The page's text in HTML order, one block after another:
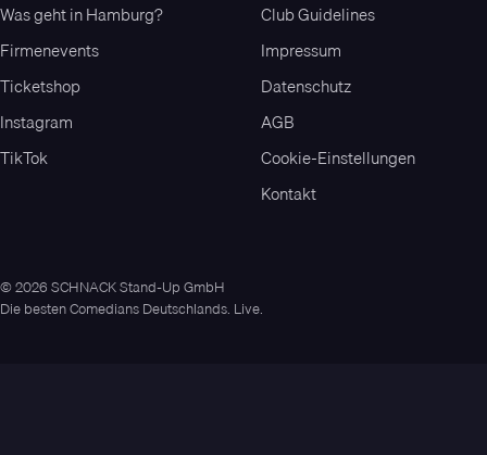
Was geht in Hamburg?
Firmenevents
Ticketshop
Instagram
TikTok
Club Guidelines
Impressum
Datenschutz
AGB
Cookie-Einstellungen
Kontakt
© 2026 SCHNACK Stand-Up GmbH
Die besten Comedians Deutschlands. Live.